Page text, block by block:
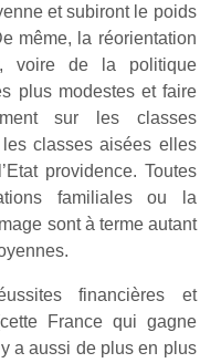
et subiront le poids
même, la réorientation
voire de la politique
plus modestes et faire
sur les classes
classes aisées elles
providence. Toutes
familiales ou la
sont à terme autant
financières et
France qui gagne
a aussi de plus en plus